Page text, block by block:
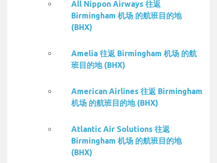
All Nippon Airways 往返
Birmingham 机场 的航班目的地
(BHX)
Amelia 往返 Birmingham 机场 的航
班目的地 (BHX)
American Airlines 往返 Birmingham
机场 的航班目的地 (BHX)
Atlantic Air Solutions 往返
Birmingham 机场 的航班目的地
(BHX)